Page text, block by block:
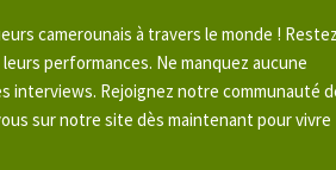
camerounais à travers le monde !
performances. Ne manquez aucune
Rejoignez notre communauté
sur notre site dès maintenant pour vivre